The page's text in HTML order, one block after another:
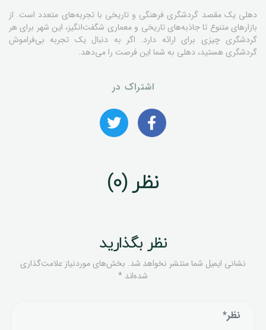
دهلی یک مقصد گردشگری فرهنگی و تاریخی با تجربه‌های متعدد است. از
بازارهای متنوع تا جاذبه‌های تاریخی و معماری شگفت‌انگیز، این شهر برای هر
گردشگری چیزی برای ارائه دارد. اگر به دنبال یک تجربه بی‌فراموش
گردشگری هستید، دهلی به شما این فرصت را می‌دهد.
اشتراک در
نظر (0)
نظر بگذارید
نشانی ایمیل شما منتشر نخواهد شد. بخش‌های موردنیاز علامت‌گذاری
شده‌اند *